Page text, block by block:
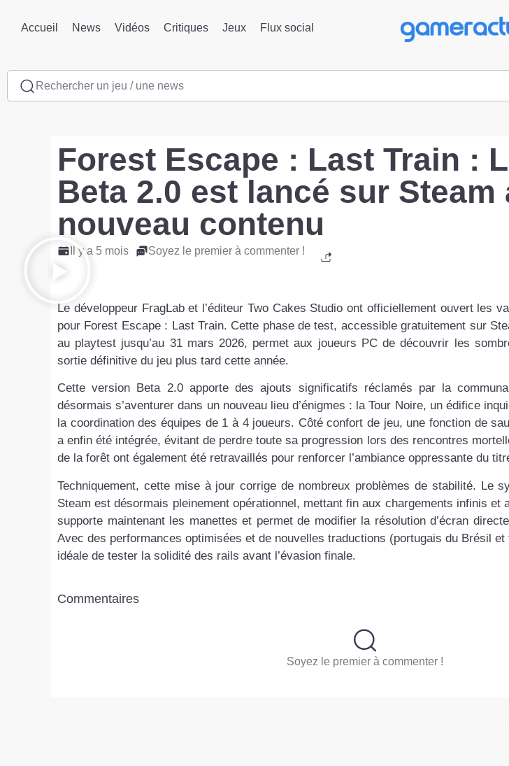
Accueil News Vidéos Critiques Jeux Flux social
Rechercher un jeu / une news
Forest Escape : Last Train :
Beta 2.0 est lancé sur Steam
nouveau contenu
Il y a 5 mois Soyez le premier à commenter !
Le développeur FragLab et l’éditeur Two Cakes Studio ont officiellement ouvert les
pour Forest Escape : Last Train. Cette phase de test, accessible gratuitement sur
au playtest jusqu’au 31 mars 2026, permet aux joueurs PC de découvrir les
sortie définitive du jeu plus tard cette année.
Cette version Beta 2.0 apporte des ajouts significatifs réclamés par la
désormais s’aventurer dans un nouveau lieu d’énigmes : la Tour Noire, un édifice
la coordination des équipes de 1 à 4 joueurs. Côté confort de jeu, une fonction de
a enfin été intégrée, évitant de perdre toute sa progression lors des rencontres
de la forêt ont également été retravaillés pour renforcer l’ambiance oppressante du
Techniquement, cette mise à jour corrige de nombreux problèmes de stabilité. Le
Steam est désormais pleinement opérationnel, mettant fin aux chargements infinis et
supporte maintenant les manettes et permet de modifier la résolution d’écran
Avec des performances optimisées et de nouvelles traductions (portugais du Brésil
idéale de tester la solidité des rails avant l’évasion finale.
Commentaires
Soyez le premier à commenter !